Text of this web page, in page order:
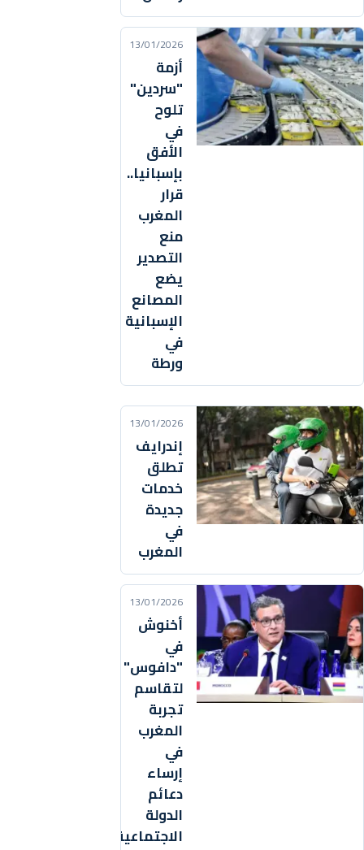
13/01/2026
أزمة
"سردين"
تلوح
في
الأفق
بإسبانيا..
قرار
المغرب
منع
التصدير
يضع
المصانع
الإسبانية
في
ورطة
13/01/2026
إندرايف
تطلق
خدمات
جديدة
في
المغرب
13/01/2026
أخنوش
في
"دافوس"
لتقاسم
تجربة
المغرب
في
إرساء
دعائم
الدولة
الاجتماعية